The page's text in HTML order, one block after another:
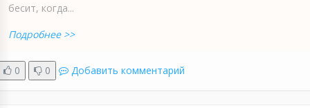
бесит, когда...
Подробнее >>
0 0 Добавить комментарий